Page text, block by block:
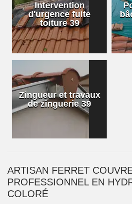
Intervention
d'urgence fuite
toiture 39
Zingueur et travaux
de zinguerie 39
ARTISAN FERRET
PROFESSIONNEL EN
COLORÉ